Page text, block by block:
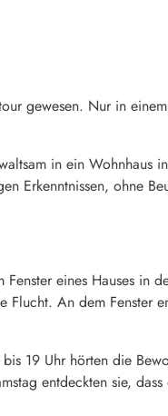
gewesen. Nur in
in ein Wohnhaus
Erkenntnissen, ohne
eines Hauses in
An dem Fenster
19 Uhr hörten die
entdeckten sie,